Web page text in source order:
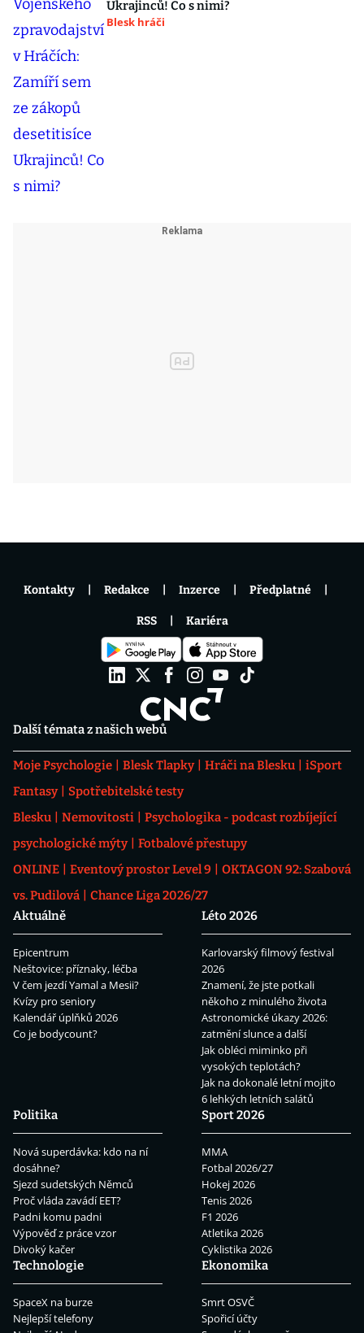
Ukrajinců! Co s nimi?
Blesk hráči
Další témata z našich webů
Moje Psychologie Blesk Tlapky Hráči na Blesku
iSport
Fantasy
Spotřebitelské testy
Blesku
Nemovitosti
Psychologika - podcast rozbíjející
psychologické mýty
Fotbalové přestupy
ONLINE
Eventový prostor Level 9
OKTAGON 92: Szabová
vs. Pudilová
Chance Liga 2026/27
Aktuálně
Epicentrum
Neštovice: příznaky, léčba
V čem jezdí Yamal a Mesii?
Kvízy pro seniory
Kalendář úplňků 2026
Co je bodycount?
Léto 2026
Karlovarský filmový festival
2026
Znamení, že jste potkali
někoho z minulého života
Astronomické úkazy 2026:
zatmění slunce a další
Jak obléci miminko při
vysokých teplotách?
Jak na dokonalé letní mojito
6 lehkých letních salátů
Politika
Nová superdávka: kdo na ní
dosáhne?
Sjezd sudetských Němců
Proč vláda zavádí EET?
Padni komu padni
Výpověď z práce vzor
Divoký kačer
Sport 2026
MMA
Fotbal 2026/27
Hokej 2026
Tenis 2026
F1 2026
Atletika 2026
Cyklistika 2026
Technologie
SpaceX na burze
Nejlepší telefony
Ekonomika
Smrt OSVČ
Spořicí účty
Kontakty Redakce Inzerce Předplatné
RSS Kariéra